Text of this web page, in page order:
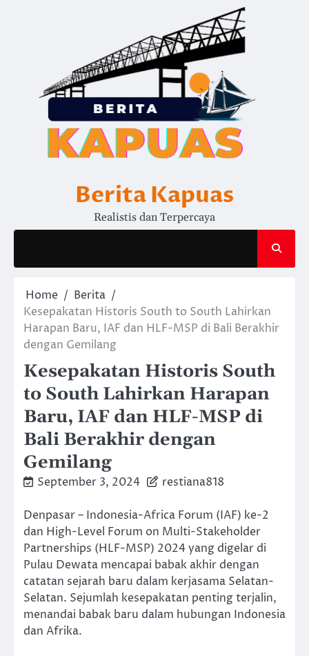
Berita Kapuas
Realistis dan Terpercaya
Home
Berita
Kesepakatan Historis South to South Lahirkan
Harapan Baru, IAF dan HLF-MSP di Bali Berakhir
dengan Gemilang
Kesepakatan Historis South
to South Lahirkan Harapan
Baru, IAF dan HLF-MSP di
Bali Berakhir dengan
Gemilang
September 3, 2024 restiana818
Denpasar – Indonesia-Africa Forum (IAF) ke-2
dan High-Level Forum on Multi-Stakeholder
Partnerships (HLF-MSP) 2024 yang digelar di
Pulau Dewata mencapai babak akhir dengan
catatan sejarah baru dalam kerjasama Selatan-
Selatan. Sejumlah kesepakatan penting terjalin,
menandai babak baru dalam hubungan Indonesia
dan Afrika.